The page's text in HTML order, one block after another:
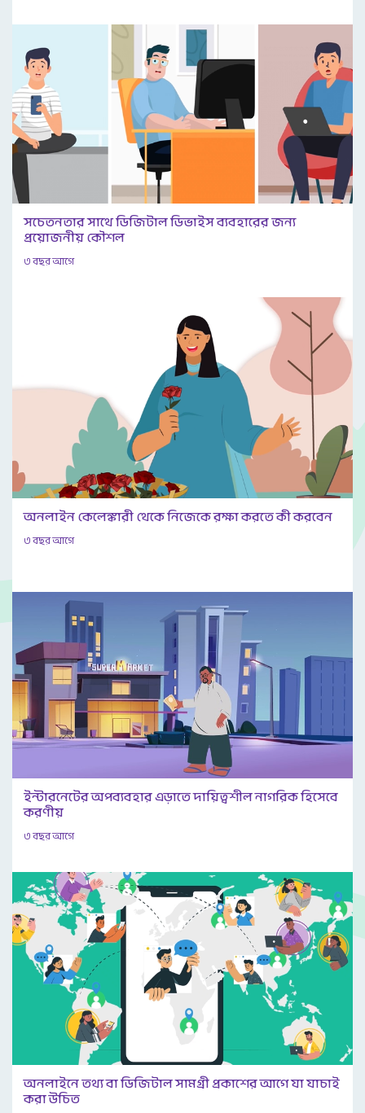
সচেতনতার সাথে ডিজিটাল ডিভাইস ব্যবহারের জন্য
প্রয়োজনীয় কৌশল
৩ বছর আগে
অনলাইন কেলেঙ্কারী থেকে নিজেকে রক্ষা করতে কী করবেন
৩ বছর আগে
ইন্টারনেটের অপব্যবহার এড়াতে দায়িত্বশীল নাগরিক হিসেবে
করণীয়
৩ বছর আগে
অনলাইনে তথ্য বা ডিজিটাল সামগ্রী প্রকাশের আগে যা যাচাই
করা উচিত